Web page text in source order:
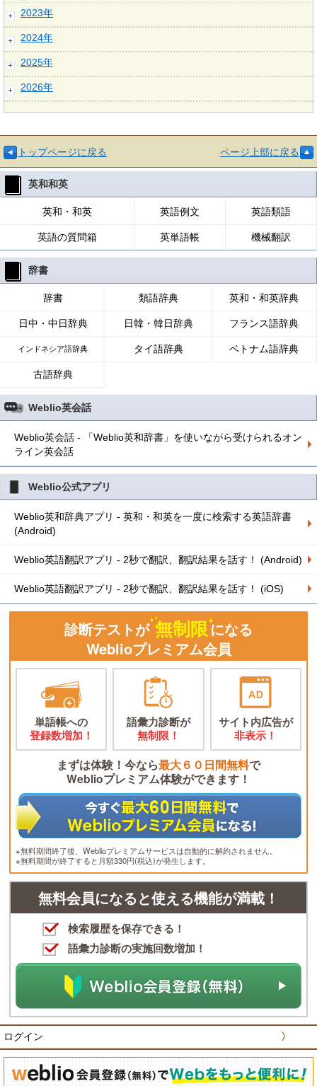
2023年
2024年
2025年
2026年
トップページに戻る ページ上部に戻る
英和和英
英和・和英 英語例文 英語類語
英語の質問箱 英単語帳 機械翻訳
辞書
辞書 類語辞典 英和・和英辞典
日中・中日辞典 日韓・韓日辞典 フランス語辞典
インドネシア語辞典 タイ語辞典 ベトナム語辞典
古語辞典
Weblio英会話
Weblio英会話 - 「Weblio英和辞書」を使いながら受けられるオン
ライン英会話
Weblio公式アプリ
Weblio英和辞典アプリ - 英和・和英を一度に検索する英語辞書
(Android)
Weblio英語翻訳アプリ - 2秒で翻訳、翻訳結果を話す！ (Android)
Weblio英語翻訳アプリ - 2秒で翻訳、翻訳結果を話す！ (iOS)
診断テストが 無制限になる
Weblioプレミアム会員
単語帳への
登録数増加！
語彙力診断が
無制限！
サイト内広告が
非表示！
まずは体験！今なら最大６０日間無料で
Weblioプレミアム体験ができます！
※無料期間終了後、Weblioプレミアムサービスは自動的に解約されません。
※無料期間が終了すると月額330円(税込)が発生します。
無料会員になると使える機能が満載！
検索履歴を保存できる！
語彙力診断の実施回数増加！
ログイン 〉